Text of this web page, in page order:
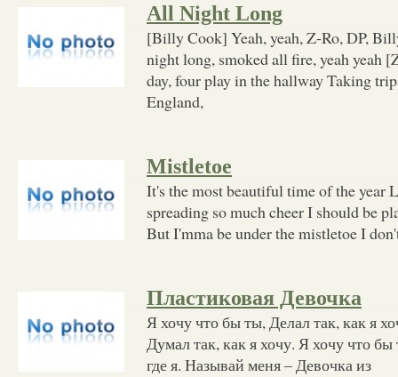
All Night Long
[Billy Cook] Yeah, yeah, Z-Ro, DP,
night long, smoked all fire, yeah yeah
day, four play in the hallway Taking
England,
Mistletoe
It's the most beautiful time of the year
spreading so much cheer I should be
But I'mma be under the mistletoe I
Пластиковая Девочка
Я хочу что бы ты, Делал так, как я
Думал так, как я хочу. Я хочу что
где я. Называй меня – Девочка из